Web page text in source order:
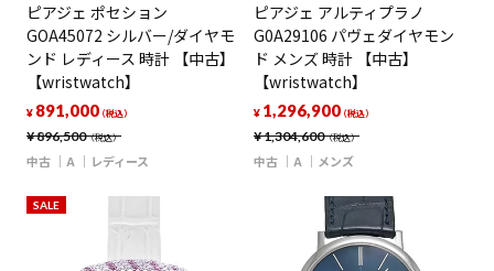
ピアジェ ポセション
GOA45072 シルバー/ダイヤモ
ンド レディース 時計 【中古】
【wristwatch】
¥896,500（税込）
¥ 891,000（税込）
中古 A レディース
ピアジェ アルティプラノ
G0A29106 パヴェダイヤモン
ド メンズ 時計 【中古】
【wristwatch】
¥1,304,600（税込）
¥ 1,296,900（税込）
中古 A メンズ
SALE